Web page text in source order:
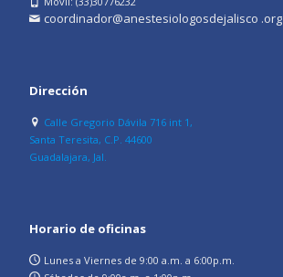
coordinador@anestesiologosdejalisco .org
Dirección
Calle Gregorio Dávila 716 int 1,
Santa Teresita, C.P. 44600
Guadalajara, Jal.
Horario de oficinas
Lunes a Viernes de 9:00 a.m. a 6:00p.m.